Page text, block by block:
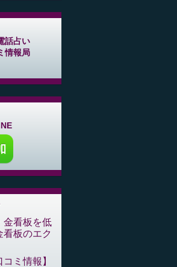
話占い
情報局
金看板を低
看板のエク
コミ情報